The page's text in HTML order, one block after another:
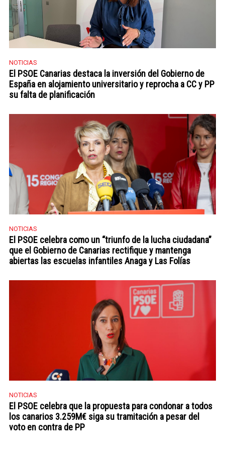
NOTICIAS
El PSOE Canarias destaca la inversión del Gobierno de
España en alojamiento universitario y reprocha a CC y PP
su falta de planificación
NOTICIAS
El PSOE celebra como un “triunfo de la lucha ciudadana”
que el Gobierno de Canarias rectifique y mantenga
abiertas las escuelas infantiles Anaga y Las Folías
NOTICIAS
El PSOE celebra que la propuesta para condonar a todos
los canarios 3.259M€ siga su tramitación a pesar del
voto en contra de PP